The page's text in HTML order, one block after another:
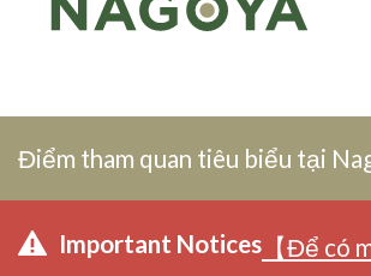
Điểm tham quan tiêu biểu tại
Important Notices 【Để có